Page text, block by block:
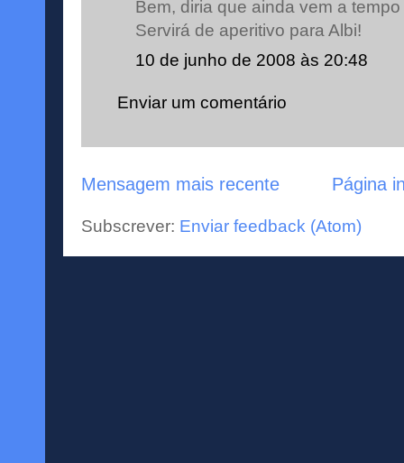
Bem, diria que ainda vem a
Servirá de aperitivo para Albi!
10 de junho de 2008 às 20:48
Enviar um comentário
Mensagem mais recente Página
Subscrever: Enviar feedback (Atom)